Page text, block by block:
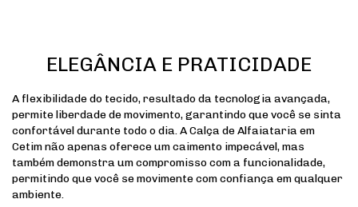
ELEGÂNCIA E PRATICIDADE
A flexibilidade do tecido, resultado da tecnologia avançada,
permite liberdade de movimento, garantindo que você se sinta
confortável durante todo o dia. A Calça de Alfaiataria em
Cetim não apenas oferece um caimento impecável, mas
também demonstra um compromisso com a funcionalidade,
permitindo que você se movimente com confiança em qualquer
ambiente.